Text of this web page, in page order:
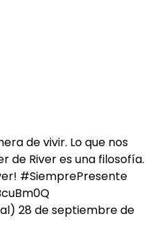
de vivir. Lo que nos
de River es una filosofía.
! #SiemprePresente
28 de septiembre de